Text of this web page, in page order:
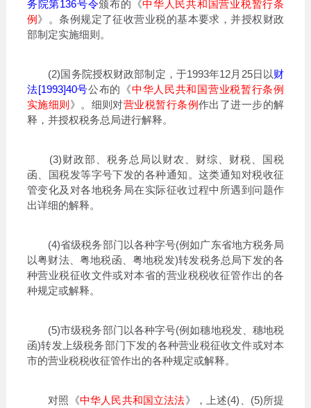
务院第136号令颁布的《中华人民共和国营业税暂行条
例》。条例规定了征收营业税的基本要求，并授权财政
部制定实施细则。
(2)国务院授权财政部制定，于1993年12月25日以财
法[1993]40号公布的《中华人民共和国营业税暂行条例
实施细则 》。细则对营业税暂行条例作出了进一步的解
释，并授权税务总局进行解释。
(3)财政部、税务总局以财农、财综、财税、国税
函、国税发等字号下发的各种通知。这类通知对税收征
管变化及对各地税务局在实际征收过程中所遇到问题作
出详细的解释。
(4)省级税务部门以各种字号(例如广东省地方税务局
以粤财法、粤地税函、粤地税发)转发税务总局下发的各
种营业税征收文件或对本省的营业税税收征管作出的各
种规定或解释。
(5)市级税务部门以各种字号(例如穗地税发、穗地税
函)转发上级税务部门下发的各种营业税征收文件或对本
市的营业税税收征管作出的各种规定或解释。
对照《中华人民共和国立法法》，上述(4)、(5)所提